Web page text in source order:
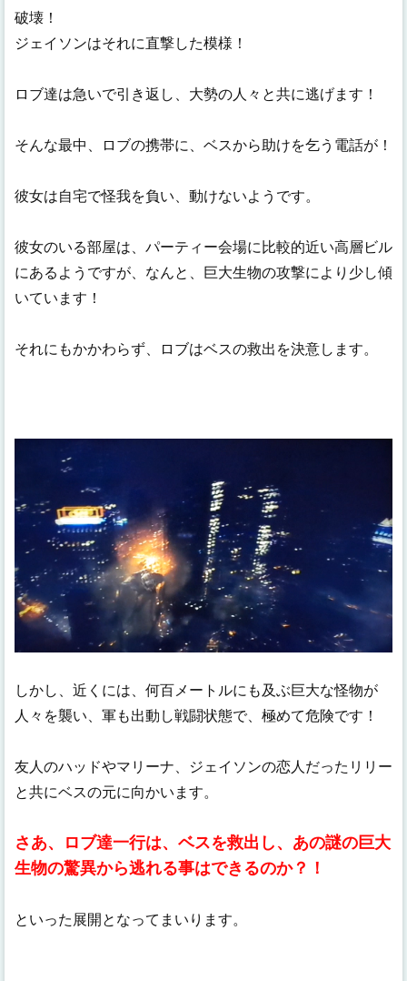
破壊！
ジェイソンはそれに直撃した模様！
ロブ達は急いで引き返し、大勢の人々と共に逃げます！
そんな最中、ロブの携帯に、ベスから助けを乞う電話が！
彼女は自宅で怪我を負い、動けないようです。
彼女のいる部屋は、パーティー会場に比較的近い高層ビル
にあるようですが、なんと、巨大生物の攻撃により少し傾
いています！
それにもかかわらず、ロブはベスの救出を決意します。
しかし、近くには、何百メートルにも及ぶ巨大な怪物が
人々を襲い、軍も出動し戦闘状態で、極めて危険です！
友人のハッドやマリーナ、ジェイソンの恋人だったリリー
と共にベスの元に向かいます。
さあ、ロブ達一行は、ベスを救出し、あの謎の巨大
生物の驚異から逃れる事はできるのか？！
といった展開となってまいります。